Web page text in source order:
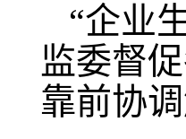
“企业
监委督
靠前协